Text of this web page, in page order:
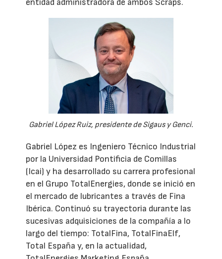
Gabriel López Ruiz, presidente de Sigaus y Genci.
Gabriel López es Ingeniero Técnico Industrial
por la Universidad Pontificia de Comillas
(Icai) y ha desarrollado su carrera profesional
en el Grupo TotalEnergies, donde se inició en
el mercado de lubricantes a través de Fina
Ibérica. Continuó su trayectoria durante las
sucesivas adquisiciones de la compañía a lo
largo del tiempo: TotalFina, TotalFinaElf,
Total España y, en la actualidad,